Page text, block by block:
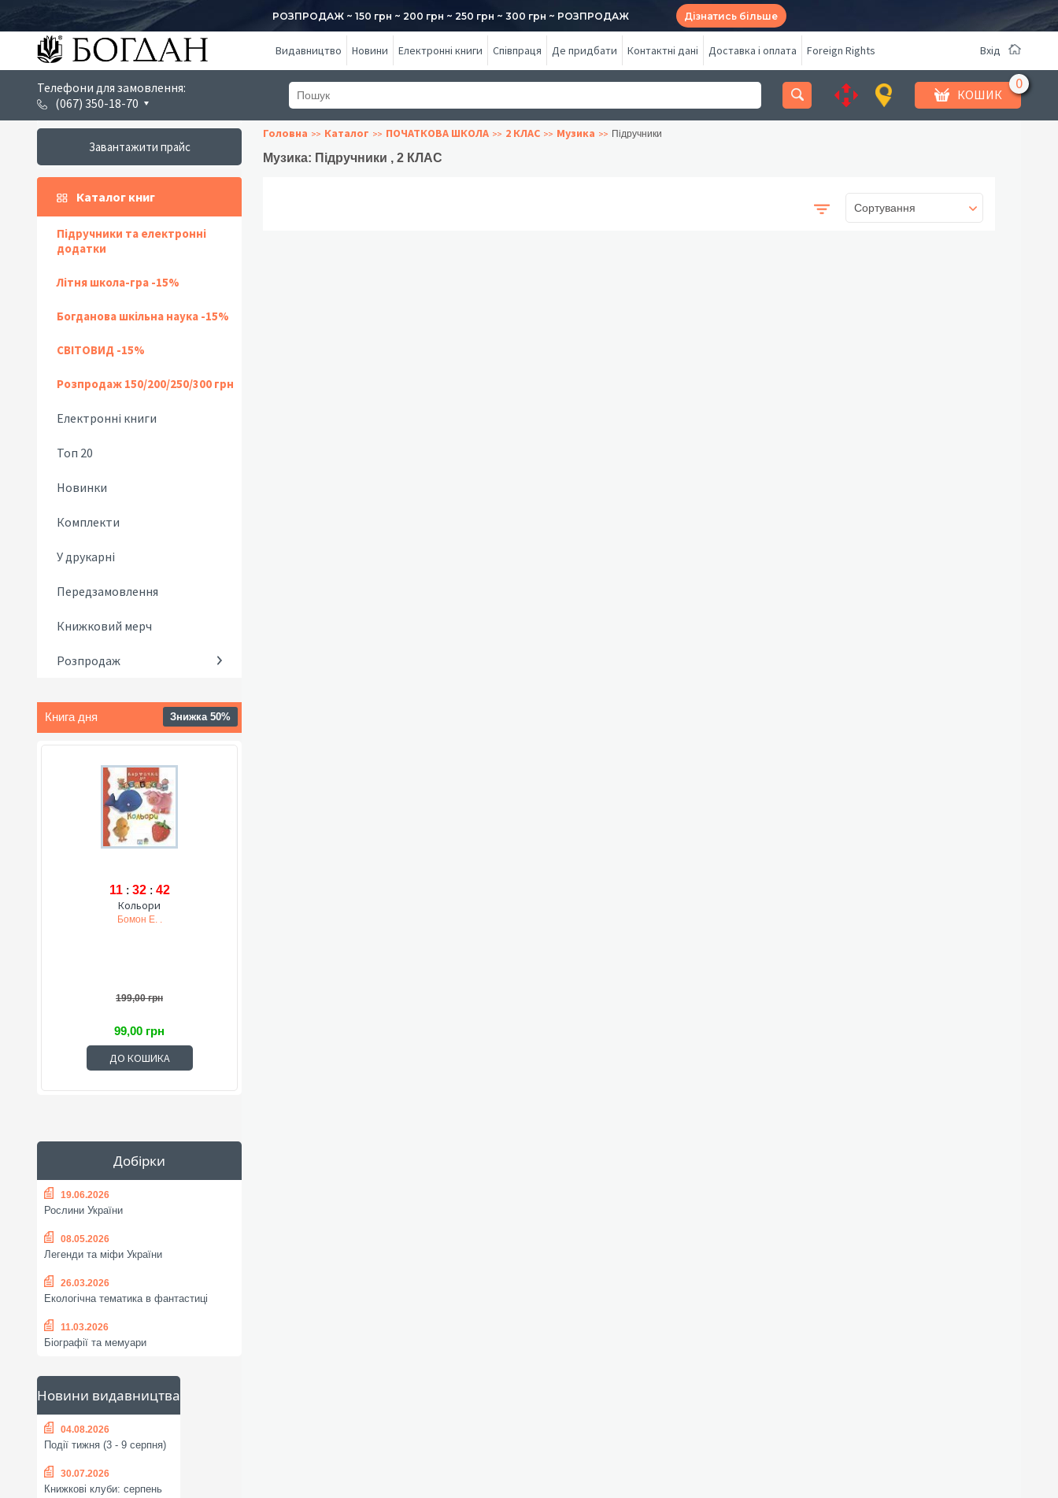
РОЗПРОДАЖ ~ 150 грн ~ 200 грн ~ 250 грн ~ 300 грн ~ РОЗПРОДАЖ Дізнатись більше
Видавництво Новини Електронні книги Співпраця Де придбати Контактні дані Доставка і оплата Foreign Rights Вхід
Телефони для замовлення:
(067) 350-18-70
КОШИК
Завантажити прайс
Каталог книг
Підручники та електронні
додатки
Літня школа-гра -15%
Богданова шкільна наука -15%
СВІТОВИД -15%
Розпродаж 150/200/250/300 грн
Електронні книги
Топ 20
Новинки
Комплекти
У друкарні
Передзамовлення
Книжковий мерч
Розпродаж
Книга дня Знижка 50%
11 : 32 : 41
Кольори
Бомон Е. .
199,00 грн
99,00 грн
ДО КОШИКА
Добірки
19.06.2026
Рослини України
08.05.2026
Легенди та міфи України
26.03.2026
Екологічна тематика в фантастиці
11.03.2026
Біографії та мемуари
Новини видавництва
04.08.2026
Події тижня (3 - 9 серпня)
30.07.2026
Книжкові клуби: серпень
Головна Каталог ПОЧАТКОВА ШКОЛА 2 КЛАС Музика Підручники
Музика: Підручники , 2 КЛАС
Сортування